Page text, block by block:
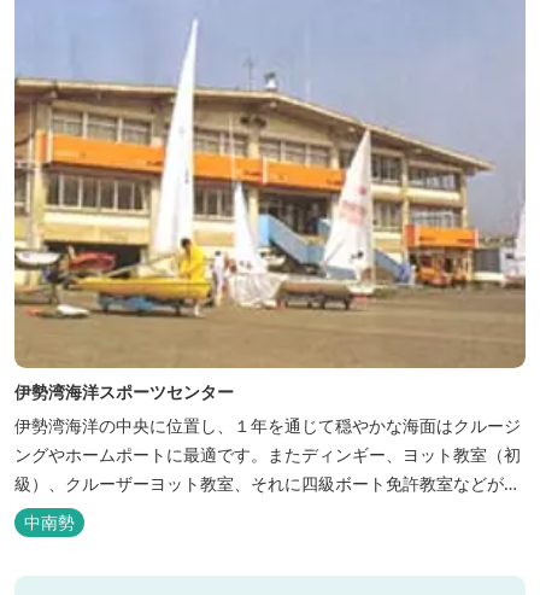
伊勢湾海洋スポーツセンター
伊勢湾海洋の中央に位置し、１年を通じて穏やかな海面はクルージ
ングやホームポートに最適です。またディンギー、ヨット教室（初
級）、クルーザーヨット教室、それに四級ボート免許教室などが開
催されています。レンタルヨットもあります。
中南勢